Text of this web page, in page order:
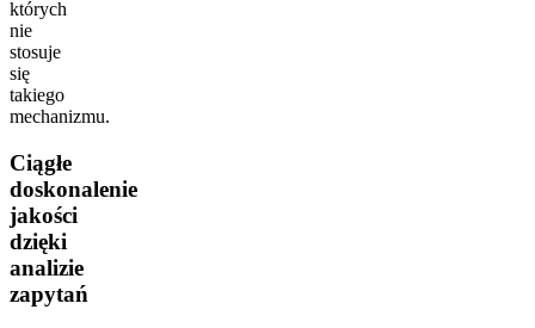
których
nie
stosuje
się
takiego
mechanizmu.
Ciągłe
doskonalenie
jakości
dzięki
analizie
zapytań